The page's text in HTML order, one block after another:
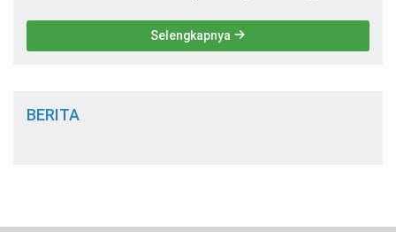
Selengkapnya
BERITA